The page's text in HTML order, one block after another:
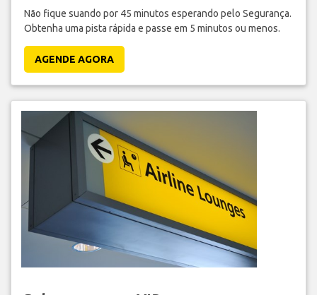
Não fique suando por 45 minutos esperando pelo Segurança.
Obtenha uma pista rápida e passe em 5 minutos ou menos.
AGENDE AGORA